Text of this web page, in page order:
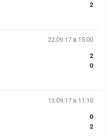
2
22.09.17 в 15:00
2
0
13.09.17 в 11:10
0
2